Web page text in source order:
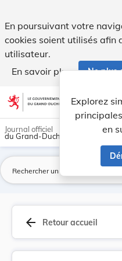
En poursuivant votre
cookies soient utilisés afin
utilisateur.
En savoir plus
Ne plus
Aller au contenu Explorez
en
Journal officiel
du Grand-Duché de Luxembourg
arrow_back Retour accueil